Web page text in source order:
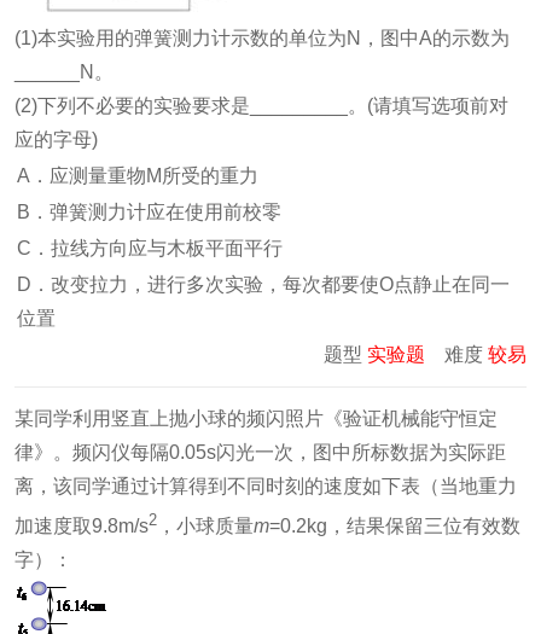
(1)本实验用的弹簧测力计示数的单位为N，图中A的示数为
______N。
(2)下列不必要的实验要求是_________。(请填写选项前对
应的字母)
A．应测量重物M所受的重力
B．弹簧测力计应在使用前校零
C．拉线方向应与木板平面平行
D．改变拉力，进行多次实验，每次都要使O点静止在同一
位置
题型 实验题 难度 较易
某同学利用竖直上抛小球的频闪照片《验证机械能守恒定
律》。频闪仪每隔0.05s闪光一次，图中所标数据为实际距
离，该同学通过计算得到不同时刻的速度如下表（当地重力
加速度取9.8m/s2 ，小球质量m=0.2kg，结果保留三位有效数
字）：